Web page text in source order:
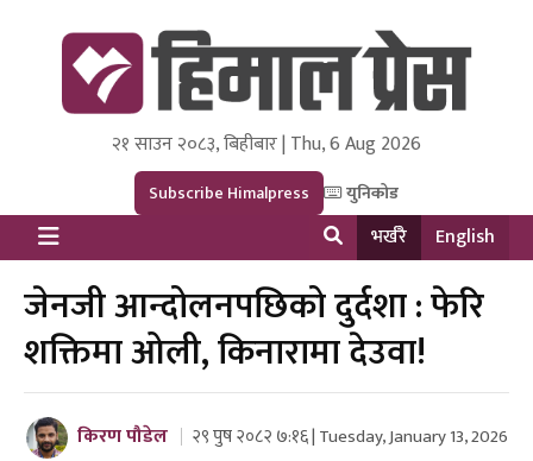
Himal Press
Dot NewsyNepal Media and Research Pvt Ltd.
२१ साउन २०८३, बिहीबार | Thu, 6 Aug 2026
Subscribe Himalpress युनिकोड
भर्खरै English
जेनजी आन्दोलनपछिको दुर्दशा : फेरि
शक्तिमा ओली, किनारामा देउवा!
किरण पौडेल २९ पुष २०८२ ७:१६ | Tuesday, January 13, 2026